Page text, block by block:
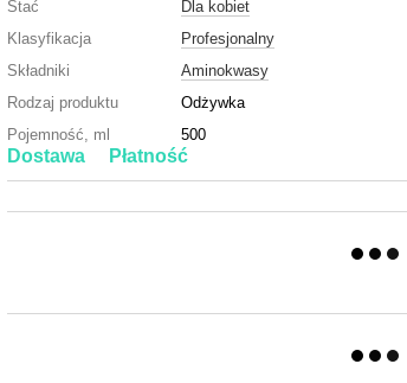
Stać
Dla kobiet
Klasyfikacja
Profesjonalny
Składniki
Aminokwasy
Rodzaj produktu
Odżywka
Pojemność, ml
500
Dostawa Płatność